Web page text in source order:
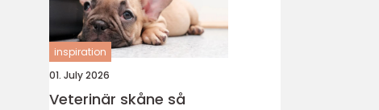
inspiration
01. July 2026
Veterinär skåne så